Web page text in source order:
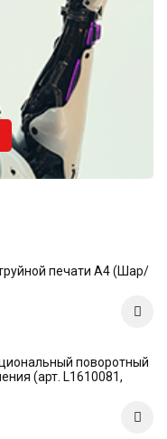
печати А4 (Шар/
поворотный
(арт. L1610081,